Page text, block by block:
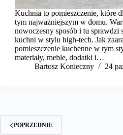
Kuchnia to pomieszczenie, które
tym najważniejszym w domu.
nowoczesny sposób i tu sprawdzi
kuchni w stylu high-tech. Jak
pomieszczenie kuchenne w tym
materiały, meble, dodatki i…
Bartosz Konieczny
24
POPRZEDNIE